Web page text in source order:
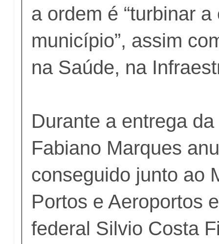
a ordem é “turbinar
município”, assim
na Saúde, na
Durante a entrega
Fabiano Marques
conseguido junto ao
Portos e Aeroportos
federal Silvio Costa